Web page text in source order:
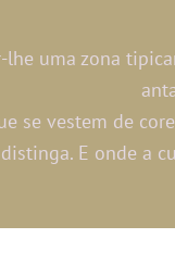
lhe uma zona
se vestem de
E onde a